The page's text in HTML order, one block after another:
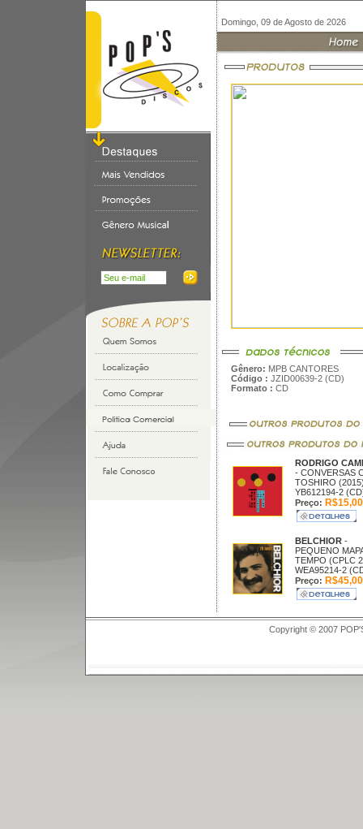
Domingo, 09 de Agosto de 2026
Gênero: MPB CANTORES
Código : JZID00639-2 (CD)
Formato : CD
RODRIGO
- CONVERSAS
TOSHIRO
YB612194-2
Preço: R$15,00
BELCHIOR -
PEQUENO
TEMPO (CPLC
WEA95214-2
Preço: R$45,00
Copyright © 2007